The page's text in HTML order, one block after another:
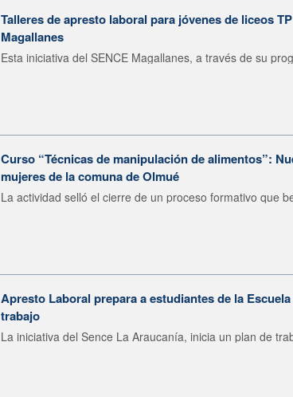
Talleres de apresto laboral para jóvenes de liceos
Magallanes
Esta iniciativa del SENCE Magallanes, a través de su
Curso “Técnicas de manipulación de alimentos”:
mujeres de la comuna de Olmué
La actividad selló el cierre de un proceso formativo que
Apresto Laboral prepara a estudiantes de la
trabajo
La iniciativa del Sence La Araucanía, inicia un plan de